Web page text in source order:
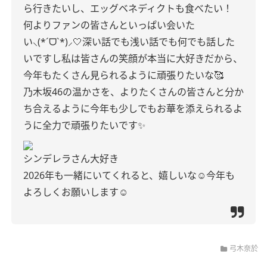
ら行きたいし、エッグベネディクトも食べたい！
何より ファンの皆さんといっぱい会いた
い⸜(*ˊᗜˋ*)⸝🤍深い話でも浅い話でも何でも話した
いですし私は皆さんの笑顔が本当に大好きだから、
今年もたくさん見られるように頑張りたいな🥰
乃木坂46の温かさを、よりたくさんの皆さんと分か
ち合えるように今年も少しでもお華を添えられるよ
うに全力で頑張りたいです✨
シンデレラさん大好き
2026年も一緒にいてくれると、嬉しいな☺️今年も
よろしくお願いします☺︎
弓木奈於